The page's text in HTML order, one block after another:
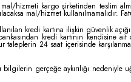
hizmeti kargo şirketinden teslim
mal/hizmet kullanılmamalıdır.
kredi kartına ilişkin güvenlik
kredi kartının kendisine ait
24 saat içerisinde
gerçeğe aykırılığı nedeniyle